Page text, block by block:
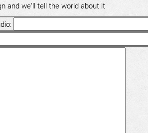
and we'll tell the world about it